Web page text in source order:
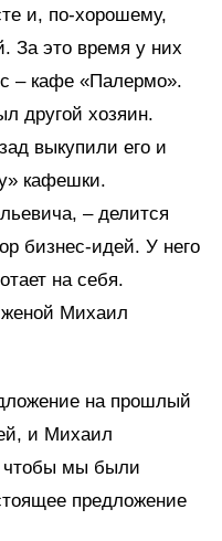
и, по-хорошему,
За это время у них
– кафе «Палермо».
другой хозяин.
выкупили его и
кафешки.
– делится
бизнес-идей. У него
на себя.
Михаил
на прошлый
и Михаил
чтобы мы были
предложение